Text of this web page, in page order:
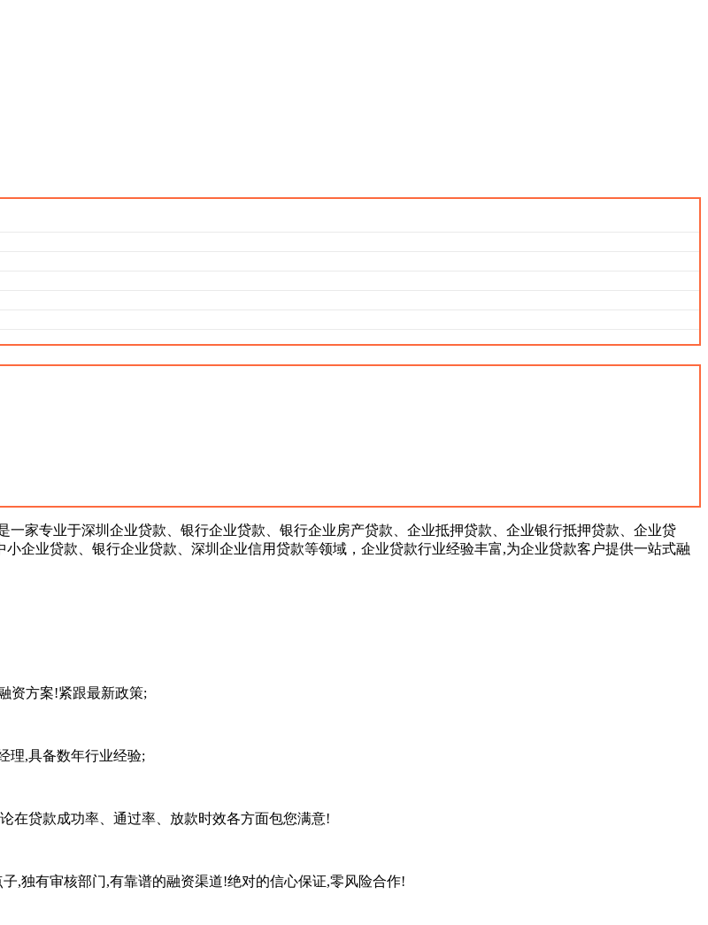
家专业于深圳企业贷款、银行企业贷款、银行企业房产贷款、企业抵押贷款、企业银行抵押贷款、企业贷
企业贷款、银行企业贷款、深圳企业信用贷款等领域，企业贷款行业经验丰富,为企业贷款客户提供一站式融
资方案!紧跟最新政策;
,具备数年行业经验;
贷款成功率、通过率、放款时效各方面包您满意!
独有审核部门,有靠谱的融资渠道!绝对的信心保证,零风险合作!